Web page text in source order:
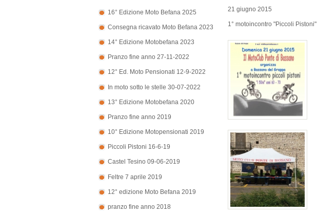
16° Edizione Moto Befana 2025
Consegna ricavato Moto Befana 2023
14° Edizione Motobefana 2023
Pranzo fine anno 27-11-2022
12° Ed. Moto Pensionati 12-9-2022
In moto sotto le stelle 30-07-2022
13° Edizione Motobefana 2020
Pranzo fine anno 2019
10° Edizione Motopensionati 2019
Piccoli Pistoni 16-6-19
Castel Tesino 09-06-2019
Feltre 7 aprile 2019
12° edizione Moto Befana 2019
pranzo fine anno 2018
21 giugno 2015
1° motoincontro "Piccoli Pistoni"